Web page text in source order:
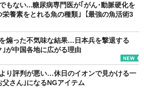
もない...糖尿病専門医が｢がん･動脈硬化を
栄養素をとれる魚の種類｣【最強の魚活術3
煽った不気味な結果…日本兵を撃退する
｣が中国各地に広がる理由
より評判が悪い…休日のイオンで見かける一
さん｣になるNGアイテム